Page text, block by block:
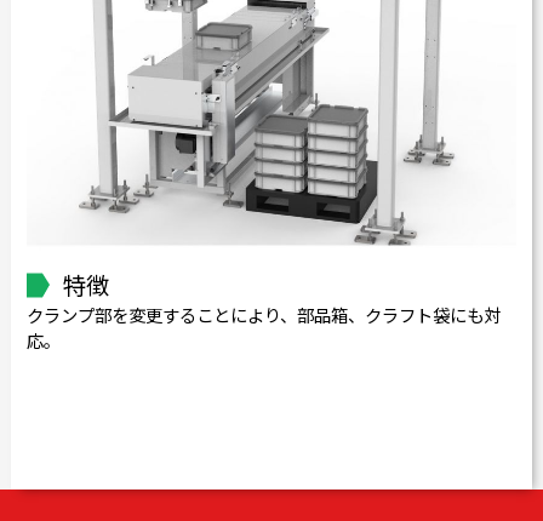
特徴
クランプ部を変更することにより、部品箱、クラフト袋にも対
応。